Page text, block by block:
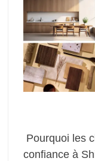
Pourquoi les
confiance à